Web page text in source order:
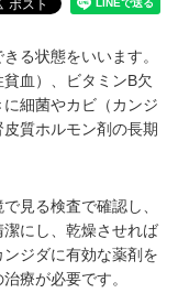
る状態をいいます。
血 ）、ビタミンB欠
細菌やカビ（カンジ
質ホルモン剤の長期
見る検査で確認し、
にし、乾燥させれば
ジダに有効な薬剤を
療が必要です。